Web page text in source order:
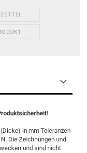
in mm Toleranzen
Die Zeichnungen und
und sind nicht